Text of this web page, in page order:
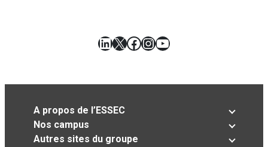
LinkedIn
X Facebook
Instagram
YouTube
A propos de l’ESSEC
Nos campus
Autres sites du groupe